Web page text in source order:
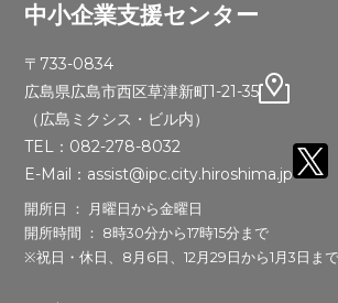
中小企業支援センター
〒733-0834
広島県広島市西区草津新町1-21-35
（広島ミクシス・ビル内）
TEL：082-278-8032
E-Mail：assist@ipc.city.hiroshima.jp
開所日 ： 月曜日から金曜日
開所時間 ： 8時30分から17時15分まで
※祝日・休日、8月6日、12月29日から1月3日ま